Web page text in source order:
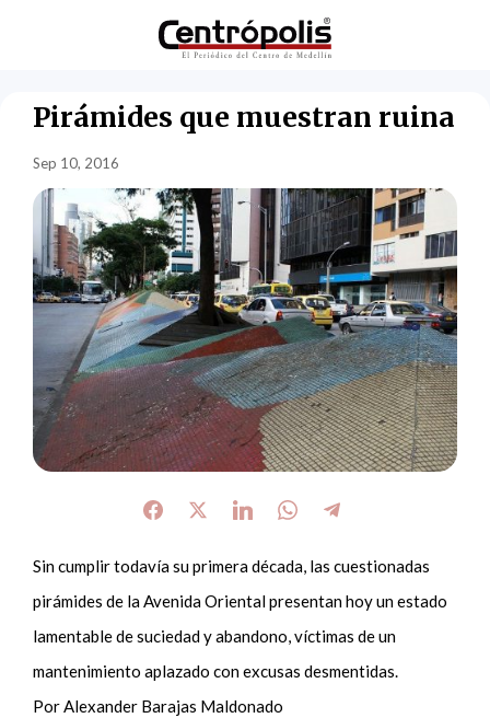
Pirámides que muestran ruina
Sep 10, 2016
Sin cumplir todavía su primera década, las cuestionadas
pirámides de la Avenida Oriental presentan hoy un estado
lamentable de suciedad y abandono, víctimas de un
mantenimiento aplazado con excusas desmentidas.
Por Alexander Barajas Maldonado